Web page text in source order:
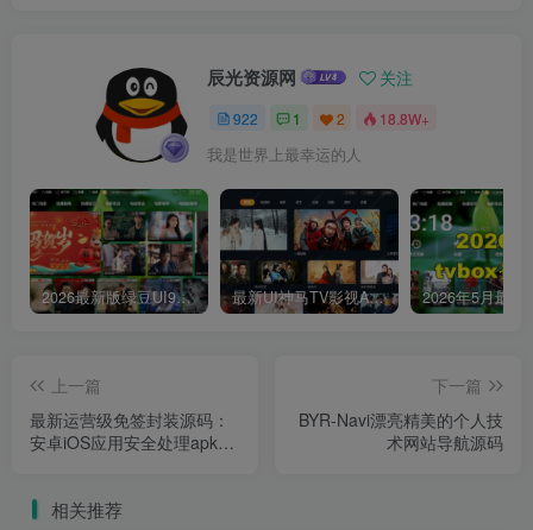
辰光资源网 关注
922 1 2 18.8W+
我是世界上最幸运的人
2026最新版绿豆UI9双端影视APP源码 最新UI神马TV影视APP源码 乐檬影视苹果CMS后台 包含前后端源码
上一篇
最新运营级免签封装源码：
安卓iOS应用安全处理apk报
下一篇
BYR-Navi漂亮精美的个人技
术网站导航源码
相关推荐